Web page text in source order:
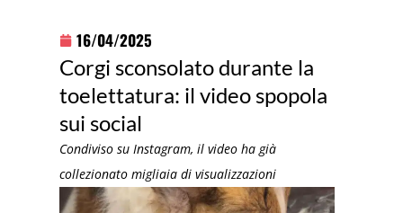
16/04/2025
Corgi sconsolato durante la
toelettatura: il video spopola
sui social
Condiviso su Instagram, il video ha già
collezionato migliaia di visualizzazioni